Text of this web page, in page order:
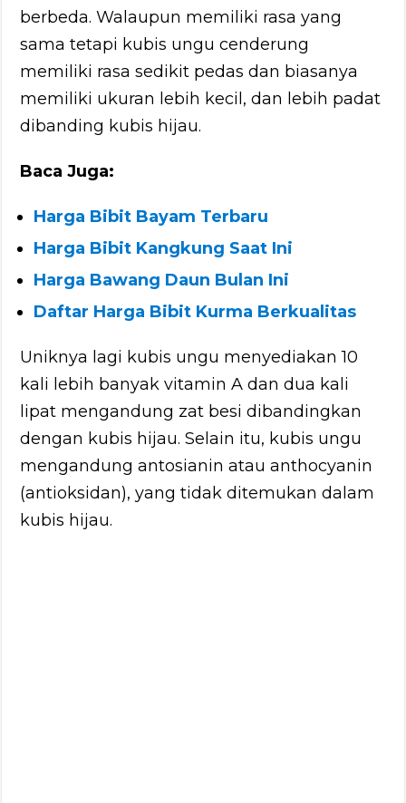
berbeda. Walaupun memiliki rasa yang
sama tetapi kubis ungu cenderung
memiliki rasa sedikit pedas dan biasanya
memiliki ukuran lebih kecil, dan lebih padat
dibanding kubis hijau.
Baca Juga:
Harga Bibit Bayam Terbaru
Harga Bibit Kangkung Saat Ini
Harga Bawang Daun Bulan Ini
Daftar Harga Bibit Kurma Berkualitas
Uniknya lagi kubis ungu menyediakan 10
kali lebih banyak vitamin A dan dua kali
lipat mengandung zat besi dibandingkan
dengan kubis hijau. Selain itu, kubis ungu
mengandung antosianin atau anthocyanin
(antioksidan), yang tidak ditemukan dalam
kubis hijau.